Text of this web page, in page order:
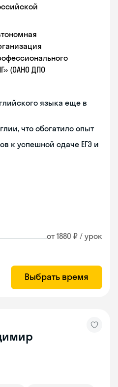
(ОАНО ДПО
языка еще в
что обогатило опыт
к успешной сдаче ЕГЭ и
от 1880 ₽ / урок
Выбрать время